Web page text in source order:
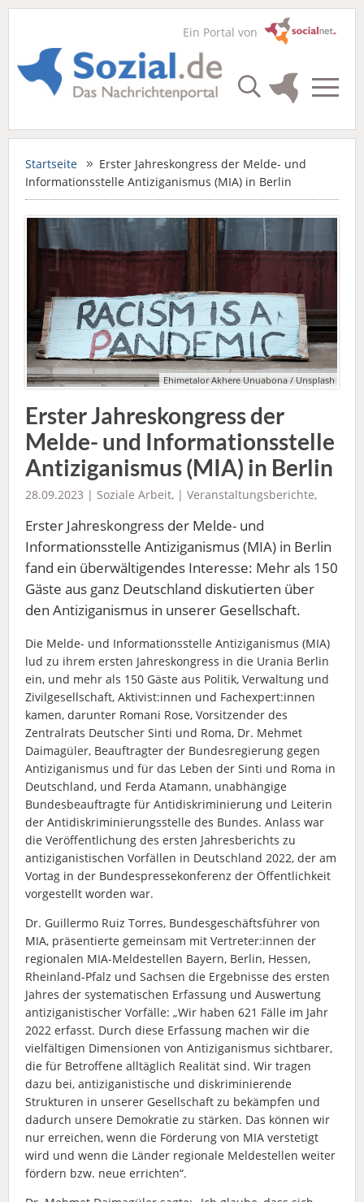
Ein Portal von
Startseite
Erster Jahreskongress der Melde- und
Informationsstelle Antiziganismus (MIA) in Berlin
Ehimetalor Akhere Unuabona / Unsplash
Erster Jahreskongress der
Melde- und Informationsstelle
Antiziganismus (MIA) in Berlin
28.09.2023 | Soziale Arbeit, | Veranstaltungsberichte,
Erster Jahreskongress der Melde- und
Informationsstelle Antiziganismus (MIA) in Berlin
fand ein überwältigendes Interesse: Mehr als 150
Gäste aus ganz Deutschland diskutierten über
den Antiziganismus in unserer Gesellschaft.
Die Melde- und Informationsstelle Antiziganismus (MIA)
lud zu ihrem ersten Jahreskongress in die Urania Berlin
ein, und mehr als 150 Gäste aus Politik, Verwaltung und
Zivilgesellschaft, Aktivist:innen und Fachexpert:innen
kamen, darunter Romani Rose, Vorsitzender des
Zentralrats Deutscher Sinti und Roma, Dr. Mehmet
Daimagüler, Beauftragter der Bundesregierung gegen
Antiziganismus und für das Leben der Sinti und Roma in
Deutschland, und Ferda Atamann, unabhängige
Bundesbeauftragte für Antidiskriminierung und Leiterin
der Antidiskriminierungsstelle des Bundes. Anlass war
die Veröffentlichung des ersten Jahresberichts zu
antiziganistischen Vorfällen in Deutschland 2022, der am
Vortag in der Bundespressekonferenz der Öffentlichkeit
vorgestellt worden war.
Dr. Guillermo Ruiz Torres, Bundesgeschäftsführer von
MIA, präsentierte gemeinsam mit Vertreter:innen der
regionalen MIA-Meldestellen Bayern, Berlin, Hessen,
Rheinland-Pfalz und Sachsen die Ergebnisse des ersten
Jahres der systematischen Erfassung und Auswertung
antiziganistischer Vorfälle: „Wir haben 621 Fälle im Jahr
2022 erfasst. Durch diese Erfassung machen wir die
vielfältigen Dimensionen von Antiziganismus sichtbarer,
die für Betroffene alltäglich Realität sind. Wir tragen
dazu bei, antiziganistische und diskriminierende
Strukturen in unserer Gesellschaft zu bekämpfen und
dadurch unsere Demokratie zu stärken. Das können wir
nur erreichen, wenn die Förderung von MIA verstetigt
wird und wenn die Länder regionale Meldestellen weiter
fördern bzw. neue errichten“.